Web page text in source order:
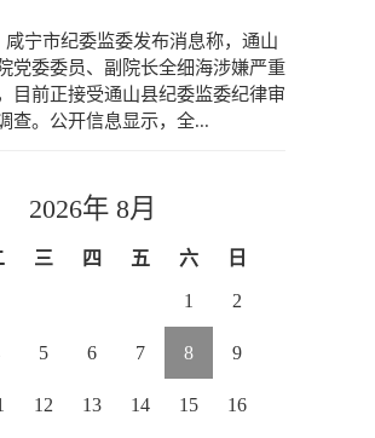
咸宁市纪委监委发布消息称，通山
党委委员、副院长全细海涉嫌严重
目前正接受通山县纪委监委纪律审
查。公开信息显示，全...
2026年 8月
三 四 五 六 日
1 2
5 6 7 8 9
12 13 14 15 16